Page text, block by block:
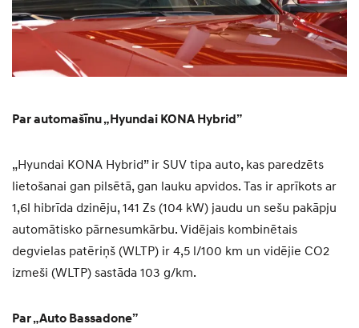
Par automašīnu „Hyundai KONA Hybrid”
„Hyundai KONA Hybrid” ir SUV tipa auto, kas paredzēts
lietošanai gan pilsētā, gan lauku apvidos. Tas ir aprīkots ar
1,6l hibrīda dzinēju, 141 Zs (104 kW) jaudu un sešu pakāpju
automātisko pārnesumkārbu. Vidējais kombinētais
degvielas patēriņš (WLTP) ir 4,5 l/100 km un vidējie CO2
izmeši (WLTP) sastāda 103 g/km.
Par „Auto Bassadone”